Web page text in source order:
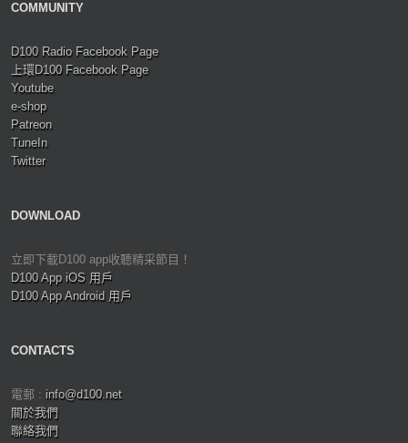
COMMUNITY
D100 Radio Facebook Page
上環D100 Facebook Page
Youtube
e-shop
Patreon
TuneIn
Twitter
DOWNLOAD
立即下載D100 app收聽精采節目！
D100 App iOS 用戶
D100 App Android 用戶
CONTACTS
電郵 : info@d100.net
關於我們
聯絡我們